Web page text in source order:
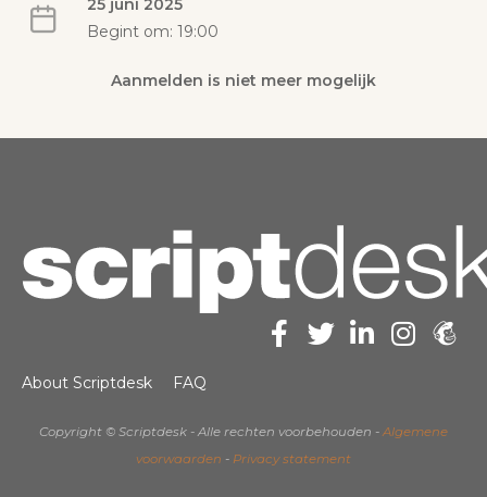
25 juni 2025
Begint om: 19:00
Aanmelden is niet meer mogelijk
About Scriptdesk FAQ
Copyright © Scriptdesk - Alle rechten voorbehouden - Algemene
voorwaarden - Privacy statement